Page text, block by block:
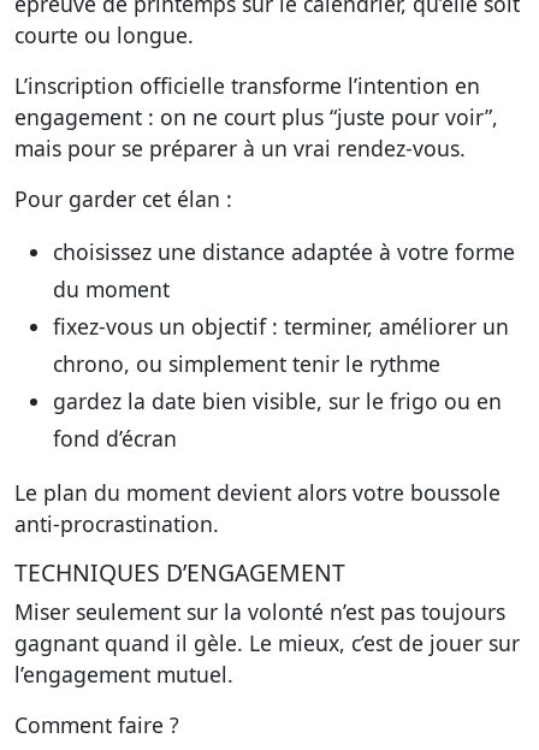
courte ou longue.
L’inscription officielle transforme l’intention en
engagement : on ne court plus “juste pour voir”,
mais pour se préparer à un vrai rendez-vous.
Pour garder cet élan :
choisissez une distance adaptée à votre forme
du moment
fixez-vous un objectif : terminer, améliorer un
chrono, ou simplement tenir le rythme
gardez la date bien visible, sur le frigo ou en
fond d’écran
Le plan du moment devient alors votre boussole
anti-procrastination.
TECHNIQUES D’ENGAGEMENT
Miser seulement sur la volonté n’est pas toujours
gagnant quand il gèle. Le mieux, c’est de jouer sur
l’engagement mutuel.
Comment faire ?